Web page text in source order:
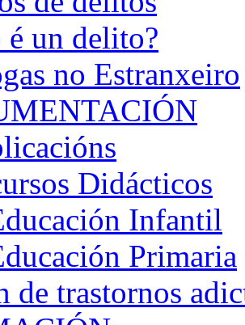
é un delito?
no Estranxeiro
Didácticos
Infantil
Primaria
de trastornos